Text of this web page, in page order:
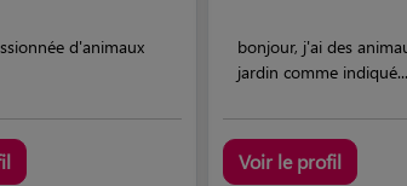
d'animaux
bonjour, j'ai des
jardin comme indiqué...
Voir le profil